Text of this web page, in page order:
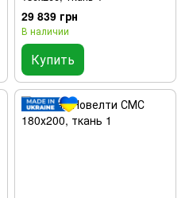
29 839 грн
В наличии
Купить